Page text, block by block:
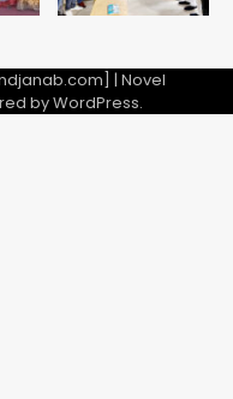
| Novel
byWordPress.